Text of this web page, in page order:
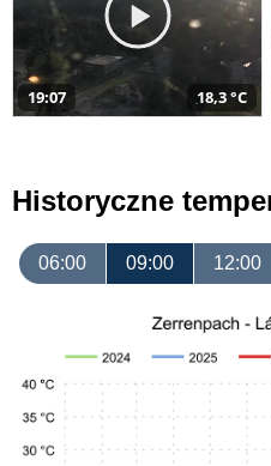
19:07 18,3 °C
Historyczne
06:00 09:00 12:00